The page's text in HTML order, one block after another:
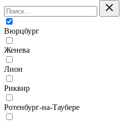
Вюрцбург
Женева
Лион
Риквир
Ротенбург-на-Таубере